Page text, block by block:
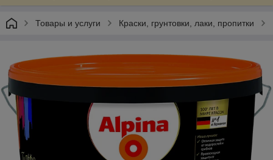
Товары и услуги Краски, грунтовки, лаки, пропитки